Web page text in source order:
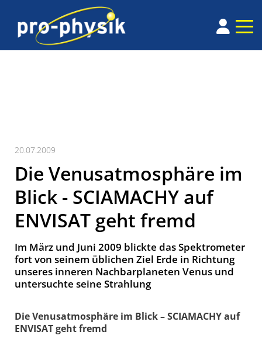
20.07.2009
Die Venusatmosphäre im
Blick - SCIAMACHY auf
ENVISAT geht fremd
Im März und Juni 2009 blickte das Spektrometer
fort von seinem üblichen Ziel Erde in Richtung
unseres inneren Nachbarplaneten Venus und
untersuchte seine Strahlung
Die Venusatmosphäre im Blick – SCIAMACHY auf
ENVISAT geht fremd